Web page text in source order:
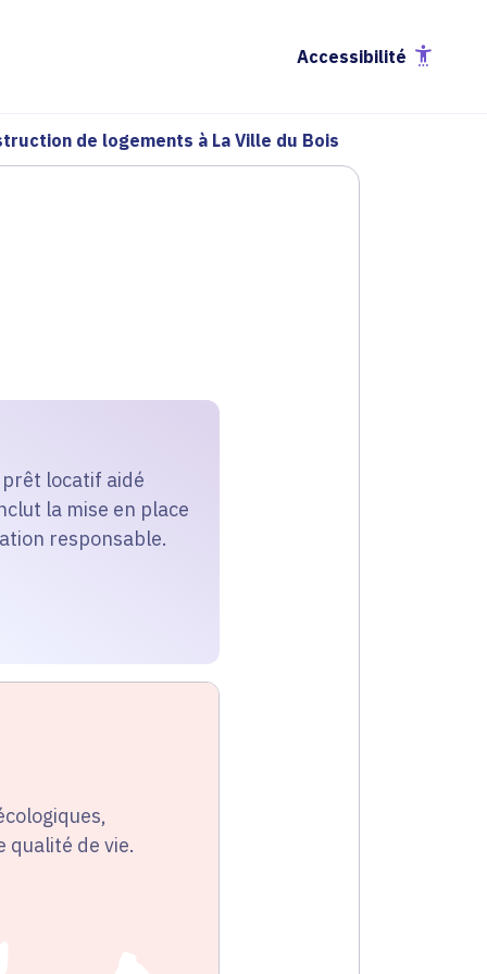
Accessibilité
de logements à La Ville du Bois
locatif aidé
la mise en place
responsable.
qualité de vie.